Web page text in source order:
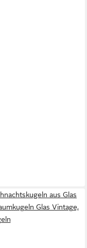
aus Glas
Glas Vintage,